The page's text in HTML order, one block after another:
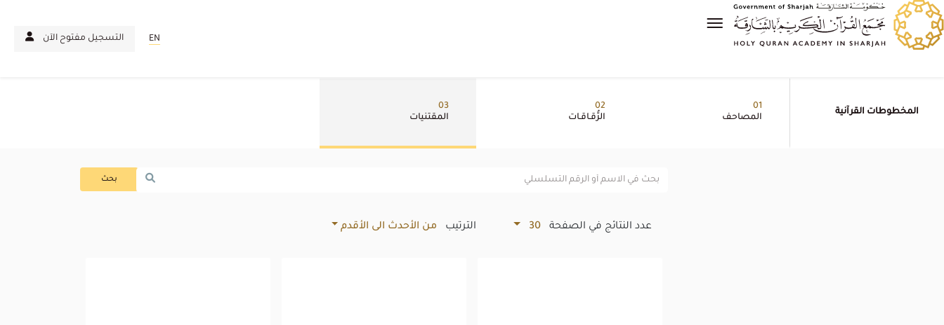
التسجيل مفتوح الآن EN
المخطوطات القرآنية
01
المصاحف
02
الرُّقـاقـات
03
المقتنيات
بحث
الترتيب من الأحدث الى الأقدم عدد النتائج في الصفحة 30